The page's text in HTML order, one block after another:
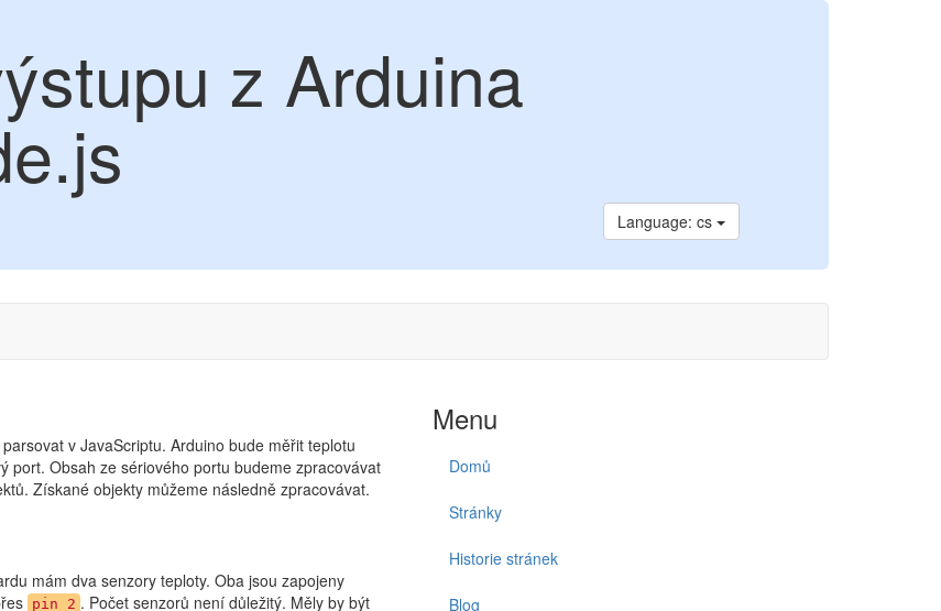
z Arduina
Language: cs
v JavaScriptu. Arduino bude měřit teplotu
port. Obsah ze sériového portu budeme zpracovávat
Získané objekty můžeme následně zpracovávat.
mám dva senzory teploty. Oba jsou zapojeny
pin 2 . Počet senzorů není důležitý. Měly by být
Menu
Domů
Stránky
Historie stránek
Blog